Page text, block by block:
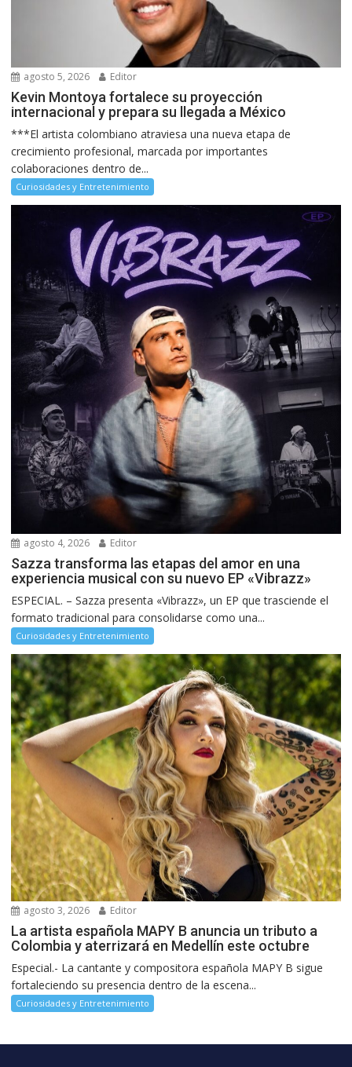
agosto 5, 2026 Editor
Kevin Montoya fortalece su proyección
internacional y prepara su llegada a México
***El artista colombiano atraviesa una nueva etapa de
crecimiento profesional, marcada por importantes
colaboraciones dentro de...
Curiosidades y Entretenimiento
agosto 4, 2026 Editor
Sazza transforma las etapas del amor en una
experiencia musical con su nuevo EP «Vibrazz»
ESPECIAL. – Sazza presenta «Vibrazz», un EP que trasciende el
formato tradicional para consolidarse como una...
Curiosidades y Entretenimiento
agosto 3, 2026 Editor
La artista española MAPY B anuncia un tributo a
Colombia y aterrizará en Medellín este octubre
Especial.- La cantante y compositora española MAPY B sigue
fortaleciendo su presencia dentro de la escena...
Curiosidades y Entretenimiento